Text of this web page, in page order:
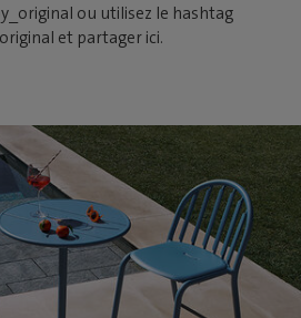
ou utilisez le hashtag
et partager ici.